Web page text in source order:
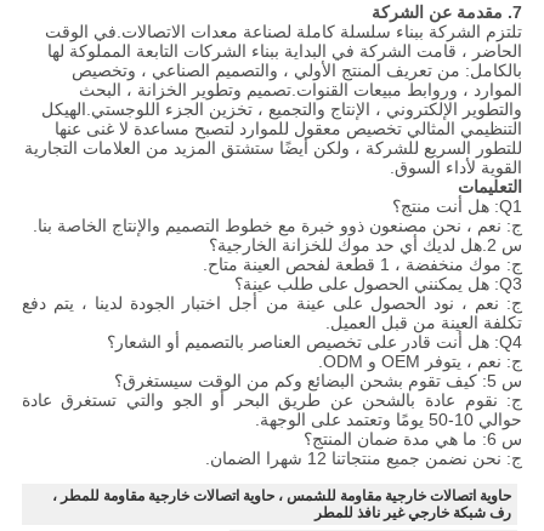
7. مقدمة عن الشركة
تلتزم الشركة ببناء سلسلة كاملة لصناعة معدات الاتصالات.في الوقت
الحاضر ، قامت الشركة في البداية ببناء الشركات التابعة المملوكة لها
بالكامل: من تعريف المنتج الأولي ، والتصميم الصناعي ، وتخصيص
الموارد ، وروابط مبيعات القنوات.تصميم وتطوير الخزانة ، البحث
والتطوير الإلكتروني ، الإنتاج والتجميع ، تخزين الجزء اللوجستي.الهيكل
التنظيمي المثالي تخصيص معقول للموارد لتصبح مساعدة لا غنى عنها
للتطور السريع للشركة ، ولكن أيضًا ستشتق المزيد من العلامات التجارية
القوية لأداء السوق.
التعليمات
Q1: هل أنت منتج؟
ج: نعم ، نحن مصنعون ذوو خبرة مع خطوط التصميم والإنتاج الخاصة بنا.
س 2.هل لديك أي حد موك للخزانة الخارجية؟
ج: موك منخفضة ، 1 قطعة لفحص العينة متاح.
Q3: هل يمكنني الحصول على طلب عينة؟
ج: نعم ، نود الحصول على عينة من أجل اختبار الجودة لدينا ، يتم دفع
تكلفة العينة من قبل العميل.
Q4: هل أنت قادر على تخصيص العناصر بالتصميم أو الشعار؟
ج: نعم ، يتوفر OEM و ODM.
س 5: كيف تقوم بشحن البضائع وكم من الوقت سيستغرق؟
ج: نقوم عادة بالشحن عن طريق البحر أو الجو والتي تستغرق عادة
حوالي 10-50 يومًا وتعتمد على الوجهة.
س 6: ما هي مدة ضمان المنتج؟
ج: نحن نضمن جميع منتجاتنا 12 شهرا الضمان.
حاوية اتصالات خارجية مقاومة للشمس ، حاوية اتصالات خارجية مقاومة للمطر ،
رف شبكة خارجي غير نافذ للمطر